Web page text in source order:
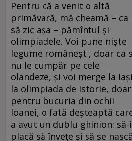
Pentru că a venit o altă
primăvară, mă cheamă – ca
să zic aşa – pămîntul şi
olimpiadele. Voi pune nişte
legume româneşti, doar ca
nu le cumpăr pe cele
olandeze, şi voi merge la
la olimpiada de istorie, doar
pentru bucuria din ochii
Ioanei, o fată deşteaptă
a avut un dublu ghinion: să-i
placă să înveţe şi să se nască